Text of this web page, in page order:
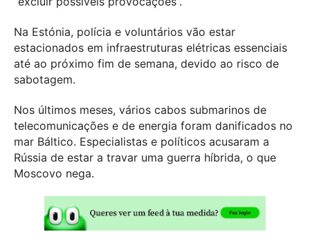
Na Estónia, polícia e voluntários vão estar
estacionados em infraestruturas elétricas essenciais
até ao próximo fim de semana, devido ao risco de
sabotagem.
Nos últimos meses, vários cabos submarinos de
telecomunicações e de energia foram danificados no
mar Báltico. Especialistas e políticos acusaram a
Rússia de estar a travar uma guerra híbrida, o que
Moscovo nega.